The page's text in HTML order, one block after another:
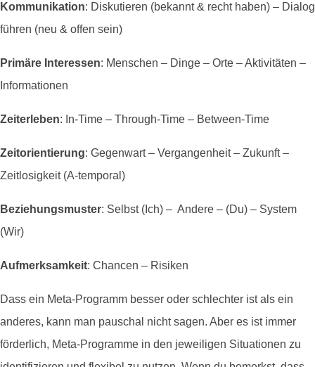
Kommunikation: Diskutieren (bekannt & recht haben) – Dialog
führen (neu & offen sein)
Primäre Interessen: Menschen – Dinge – Orte – Aktivitäten –
Informationen
Zeiterleben: In-Time – Through-Time – Between-Time
Zeitorientierung: Gegenwart – Vergangenheit – Zukunft –
Zeitlosigkeit (A-temporal)
Beziehungsmuster: Selbst (Ich) – Andere – (Du) – System
(Wir)
Aufmerksamkeit: Chancen – Risiken
Dass ein Meta-Programm besser oder schlechter ist als ein
anderes, kann man pauschal nicht sagen. Aber es ist immer
förderlich, Meta-Programme in den jeweiligen Situationen zu